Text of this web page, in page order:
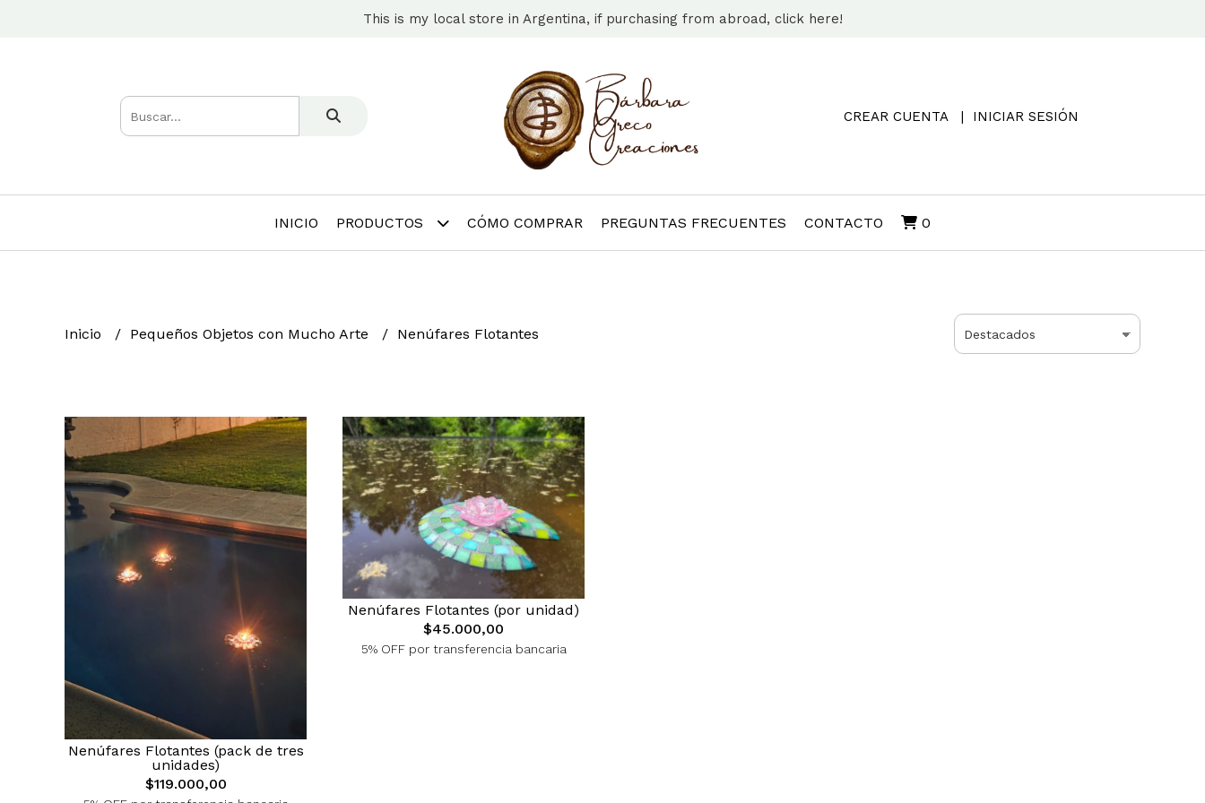
This is my local store in Argentina, if purchasing from abroad, click here!
CREAR CUENTA INICIAR SESIÓN
INICIO PRODUCTOS CÓMO COMPRAR PREGUNTAS FRECUENTES CONTACTO 0
Inicio Pequeños Objetos con Mucho Arte Nenúfares Flotantes
Nenúfares Flotantes (pack de tres
unidades)
$119.000,00
Nenúfares Flotantes (por unidad)
$45.000,00
5% OFF por transferencia bancaria